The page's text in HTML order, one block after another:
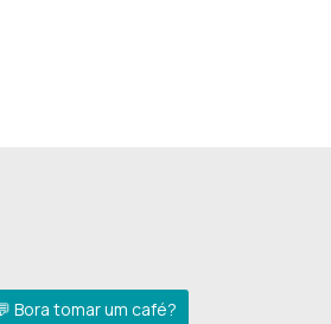
Bora tomar um café?